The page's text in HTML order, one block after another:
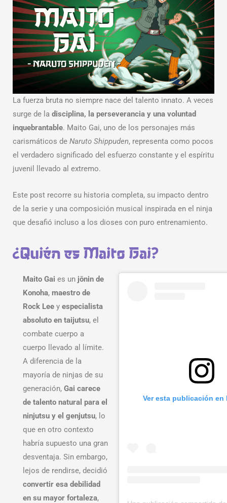
La fuerza bruta no siempre nace del talento innato. A veces
surge de la disciplina, la perseverancia y una voluntad
inquebrantable. Maito Gai, uno de los personajes más
carismáticos de Naruto Shippuden, representa como pocos
el verdadero significado del esfuerzo constante y el espíritu
juvenil llevado al extremo.
Este post recorre su historia completa, su impacto dentro
de la serie y una composición musical inspirada en el ninja
que desafió incluso a los dioses con puro entrenamiento.
¿Quién es Maito Gai?
Maito Gai es un jōnin de
Konoha, maestro de
Rock Lee y especialista
absoluto en taijutsu, el
combate cuerpo a
cuerpo llevado al límite.
A diferencia de la
mayoría de ninjas de su
generación, Gai carece
de talento natural para el
ninjutsu y el genjutsu, lo
que en otro contexto
habría supuesto una gran
desventaja. Sin embargo,
lejos de rendirse, decidió
convertir esa debilidad
en su mayor fortaleza,
Ver esta publicación en